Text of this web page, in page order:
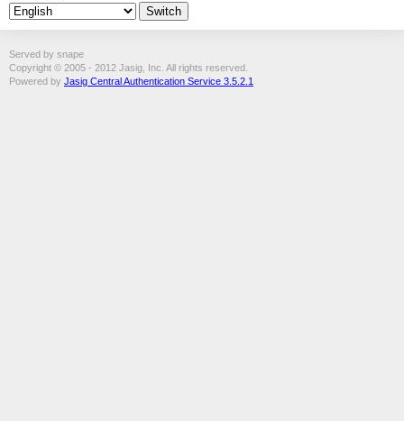
Served by snape
Copyright © 2005 - 2012 Jasig, Inc. All rights reserved.
Powered by Jasig Central Authentication Service 3.5.2.1